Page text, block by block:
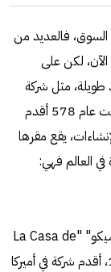
فالعديد من
لكن على
مثل شركة
"كونغو غومي" اليابانية، وتعد هذه الشركة التي تأسست عام 578 أقدم
يقع مقرها
في العالم فهي:
تعتبر الشركة المكسيكية "لاكاسا دو مونيدا دو ميكسيكو" "La Casa de
Moneda de México"، والتي تأسست عام 1534، أقدم شركة في أميركا